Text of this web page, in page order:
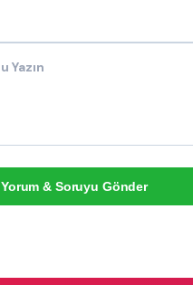
Yorum & Soruyu Gönder